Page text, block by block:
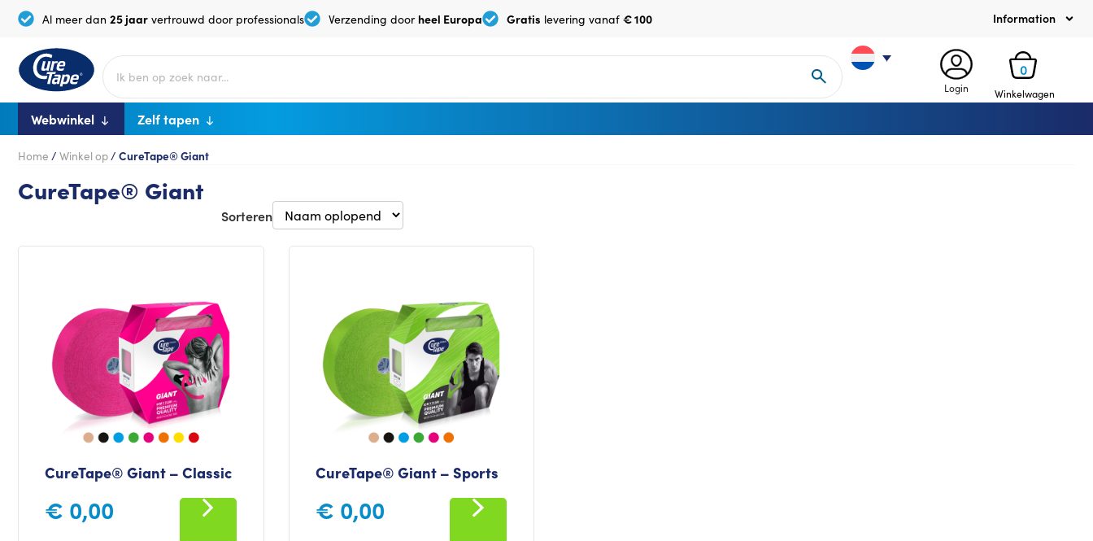
Al meer dan 25 jaar vertrouwd door professionals Verzending door heel Europa Gratis levering vanaf € 100 Information
Login
0
Winkelwagen
Webwinkel Zelf tapen
Home / Winkel op/ CureTape® Giant
CureTape® Giant
Sorteren
CureTape® Giant – Classic
€ 0,00
CureTape® Giant – Sports
€ 0,00